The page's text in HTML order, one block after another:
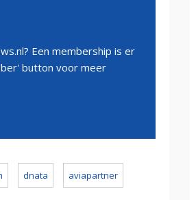
Een membership is er
button voor meer
dnata aviapartner